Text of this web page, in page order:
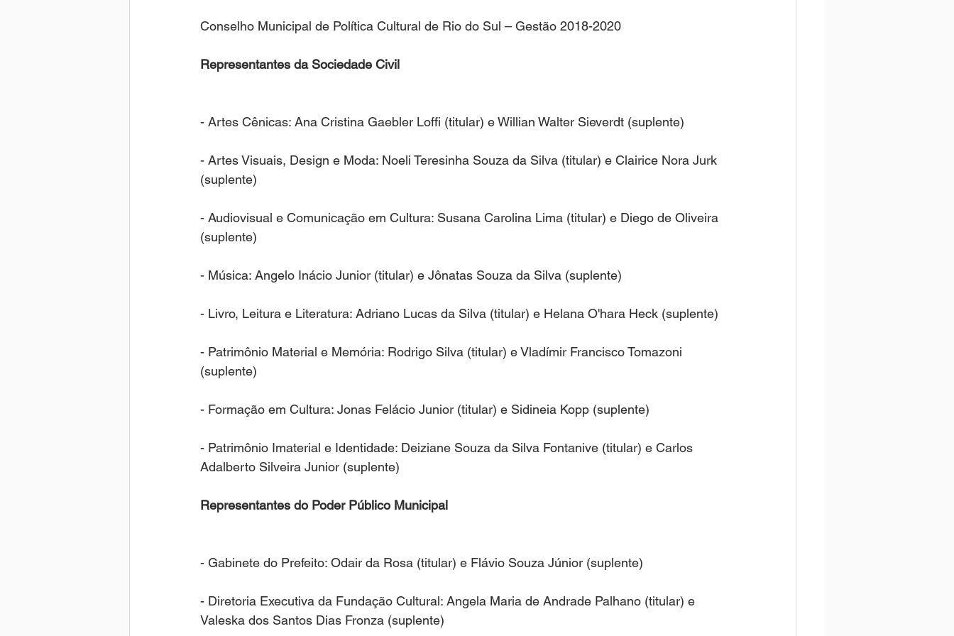
Conselho Municipal de Política Cultural de Rio do Sul – Gestão 2018-2020
Representantes da Sociedade Civil
- Artes Cênicas: Ana Cristina Gaebler Loffi (titular) e Willian Walter Sieverdt (suplente)
- Artes Visuais, Design e Moda: Noeli Teresinha Souza da Silva (titular) e Clairice Nora Jurk
(suplente)
- Audiovisual e Comunicação em Cultura: Susana Carolina Lima (titular) e Diego de Oliveira
(suplente)
- Música: Angelo Inácio Junior (titular) e Jônatas Souza da Silva (suplente)
- Livro, Leitura e Literatura: Adriano Lucas da Silva (titular) e Helana O'hara Heck (suplente)
- Patrimônio Material e Memória: Rodrigo Silva (titular) e Vladímir Francisco Tomazoni
(suplente)
- Formação em Cultura: Jonas Felácio Junior (titular) e Sidineia Kopp (suplente)
- Patrimônio Imaterial e Identidade: Deiziane Souza da Silva Fontanive (titular) e Carlos
Adalberto Silveira Junior (suplente)
Representantes do Poder Público Municipal
- Gabinete do Prefeito: Odair da Rosa (titular) e Flávio Souza Júnior (suplente)
- Diretoria Executiva da Fundação Cultural: Angela Maria de Andrade Palhano (titular) e
Valeska dos Santos Dias Fronza (suplente)